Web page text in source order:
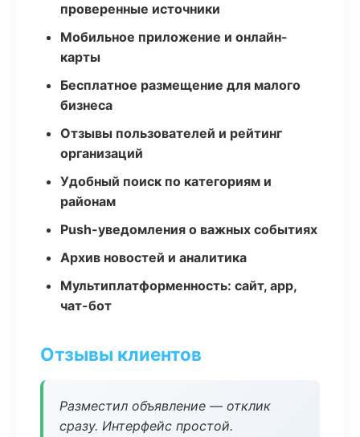
проверенные источники
Мобильное приложение и онлайн-
карты
Бесплатное размещение для малого
бизнеса
Отзывы пользователей и рейтинг
организаций
Удобный поиск по категориям и
районам
Push-уведомления о важных событиях
Архив новостей и аналитика
Мультиплатформенность: сайт, app,
чат-бот
Отзывы клиентов
Разместил объявление — отклик
сразу. Интерфейс простой.